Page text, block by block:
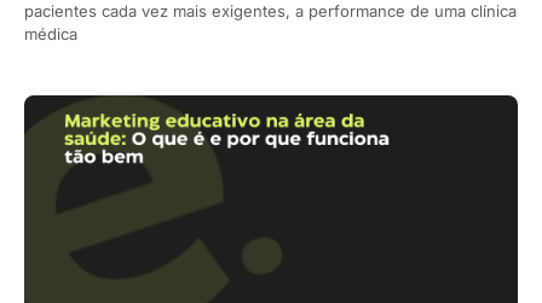
pacientes cada vez mais exigentes, a performance de uma clínica
médica